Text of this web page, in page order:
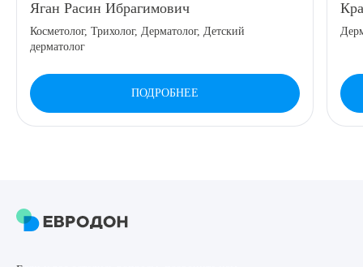
8 (863) 309-05-06
ЗАКАЗАТЬ ЗВОНОК
ЗАПИСЬ ОНЛАЙН
Яган Расин Ибрагимович
Косметолог, Трихолог, Дерматолог, Детский
дерматолог
ПОДРОБНЕЕ